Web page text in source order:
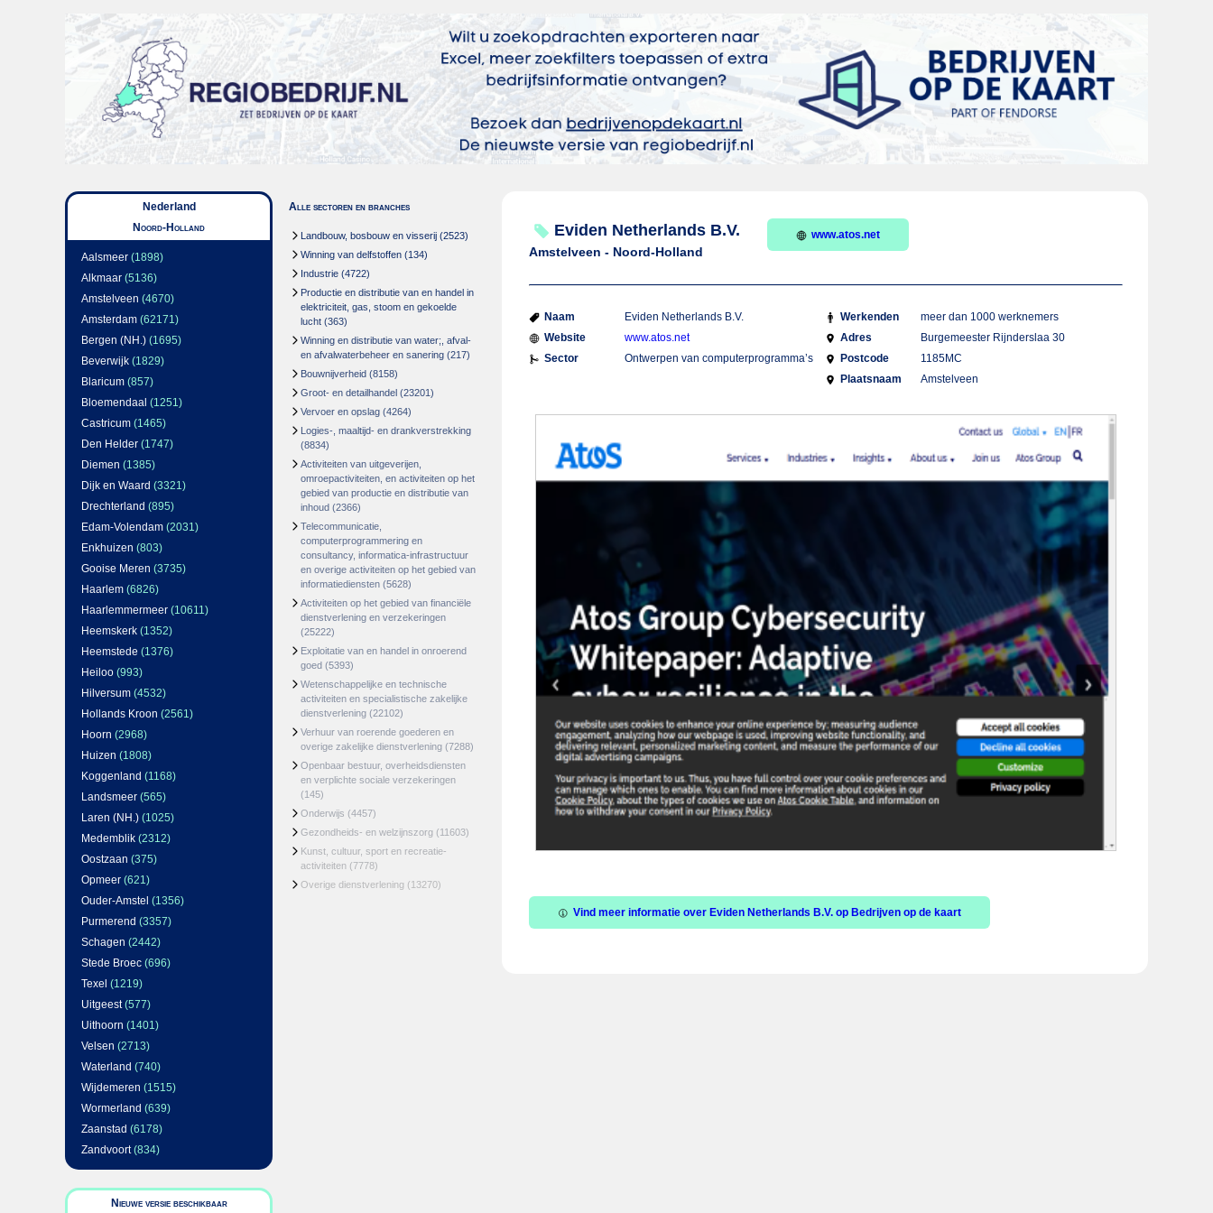
Nederland
Noord-Holland
Aalsmeer (1898)
Alkmaar (5136)
Amstelveen (4670)
Amsterdam (62171)
Bergen (NH.) (1695)
Beverwijk (1829)
Blaricum (857)
Bloemendaal (1251)
Castricum (1465)
Den Helder (1747)
Diemen (1385)
Dijk en Waard (3321)
Drechterland (895)
Edam-Volendam (2031)
Enkhuizen (803)
Gooise Meren (3735)
Haarlem (6826)
Haarlemmermeer (10611)
Heemskerk (1352)
Heemstede (1376)
Heiloo (993)
Hilversum (4532)
Hollands Kroon (2561)
Hoorn (2968)
Huizen (1808)
Koggenland (1168)
Landsmeer (565)
Laren (NH.) (1025)
Medemblik (2312)
Oostzaan (375)
Opmeer (621)
Ouder-Amstel (1356)
Purmerend (3357)
Schagen (2442)
Stede Broec (696)
Texel (1219)
Uitgeest(577)
Uithoorn (1401)
Velsen (2713)
Waterland (740)
Wijdemeren (1515)
Wormerland (639)
Zaanstad (6178)
Zandvoort(834)
Nieuwe versie beschikbaar
Alle sectoren en branches
Landbouw, bosbouw en visserij (2523)
Winning van delfstoffen (134)
Industrie (4722)
Productie en distributie van en handel in
elektriciteit, gas, stoom en gekoelde
lucht (363)
Winning en distributie van water;, afval-
en afvalwaterbeheer en sanering (217)
Bouwnijverheid (8158)
Groot- en detailhandel (23201)
Vervoer en opslag (4264)
Logies-, maaltijd- en drankverstrekking
(8834)
Activiteiten van uitgeverijen,
omroepactiviteiten, en activiteiten op het
gebied van productie en distributie van
inhoud (2366)
Telecommunicatie,
computerprogrammering en
consultancy, informatica-infrastructuur
en overige activiteiten op het gebied van
informatiediensten (5628)
Activiteiten op het gebied van financiële
dienstverlening en verzekeringen
(25222)
Exploitatie van en handel in onroerend
goed (5393)
Wetenschappelijke en technische
activiteiten en specialistische zakelijke
dienstverlening (22102)
Verhuur van roerende goederen en
overige zakelijke dienstverlening (7288)
Openbaar bestuur, overheidsdiensten
en verplichte sociale verzekeringen
(145)
Onderwijs (4457)
Gezondheids- en welzijnszorg (11603)
Kunst, cultuur, sport en recreatie-
activiteiten (7778)
Overige dienstverlening (13270)
Eviden Netherlands B.V.
Amstelveen - Noord-Holland
www.atos.net
Naam
Eviden Netherlands B.V.
Website
www.atos.net
Sector
Ontwerpen van computerprogramma’s
Werkenden
meer dan 1000 werknemers
Adres
Burgemeester Rijnderslaa 30
Postcode
1185MC
Plaatsnaam
Amstelveen
Vind meer informatie over Eviden Netherlands B.V. op Bedrijven op de kaart